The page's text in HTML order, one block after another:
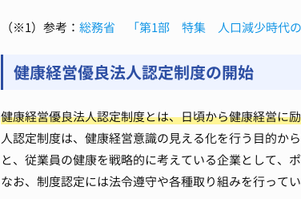
（※1）参考： 総務省 「第1部 特集 人口減少時代の
健康経営優良法人認定制度の開始
健康経営優良法人認定制度とは、日頃から健康経営に
人認定制度は、健康経営意識の見える化を行う目的か
と、従業員の健康を戦略的に考えている企業として、
なお、制度認定には法令遵守や各種取り組みを行って